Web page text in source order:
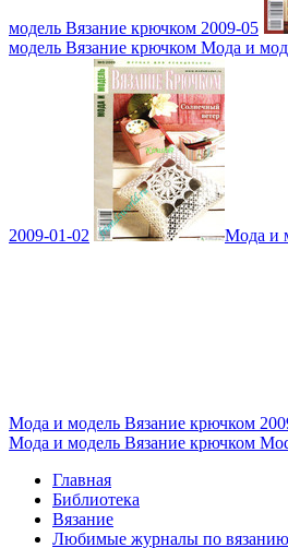
модель Вязание крючком 2009-05
модель Вязание крючком Мода и
2009-01-02 Мода и
Мода и модель Вязание крючком
Мода и модель Вязание крючком
Главная
Библиотека
Вязание
Любимые журналы по вязанию